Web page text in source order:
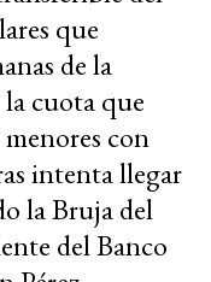
que
de la
cuota que
con
intenta llegar
la Bruja del
del Banco